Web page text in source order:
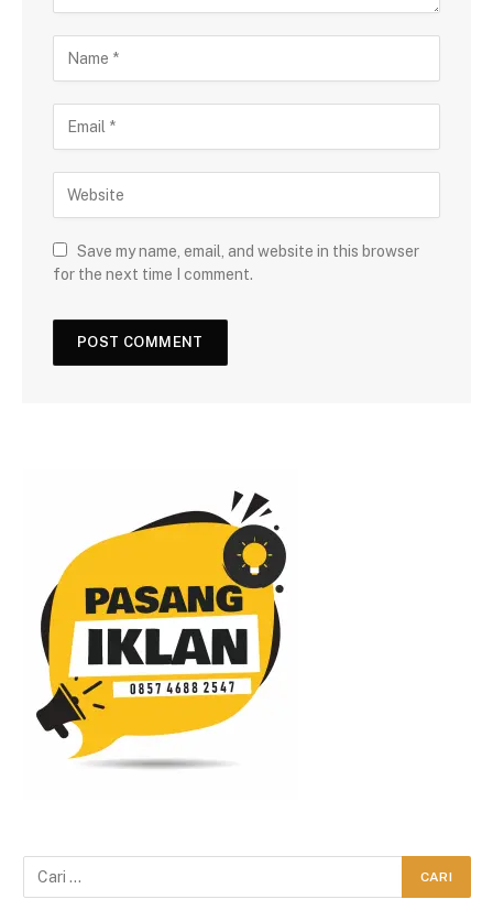
Save my name, email, and website in this browser
for the next time I comment.